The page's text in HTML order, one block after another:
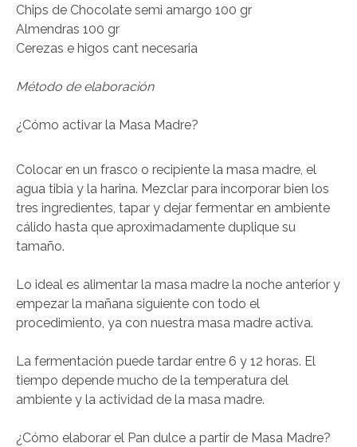
Chips de Chocolate semi amargo 100 gr
Almendras 100 gr
Cerezas e higos cant necesaria
Método de elaboración
¿Cómo activar la Masa Madre?
Colocar en un frasco o recipiente la masa madre, el
agua tibia y la harina. Mezclar para incorporar bien los
tres ingredientes, tapar y dejar fermentar en ambiente
cálido hasta que aproximadamente duplique su
tamaño.
Lo ideal es alimentar la masa madre la noche anterior y
empezar la mañana siguiente con todo el
procedimiento, ya con nuestra masa madre activa.
La fermentación puede tardar entre 6 y 12 horas. El
tiempo depende mucho de la temperatura del
ambiente y la actividad de la masa madre.
¿Cómo elaborar el Pan dulce a partir de Masa Madre?